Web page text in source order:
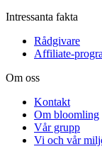
Intressanta fakta
Rådgivare
Affiliate-
Om oss
Kontakt
Om bloomling
Vår grupp
Vi och vår